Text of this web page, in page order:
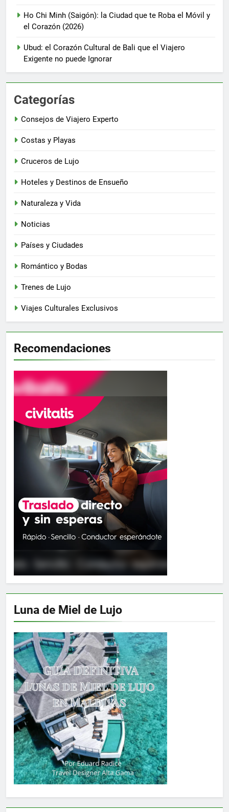
Ho Chi Minh (Saigón): la Ciudad que te Roba el Móvil y
el Corazón (2026)
Ubud: el Corazón Cultural de Bali que el Viajero
Exigente no puede Ignorar
Categorías
Consejos de Viajero Experto
Costas y Playas
Cruceros de Lujo
Hoteles y Destinos de Ensueño
Naturaleza y Vida
Noticias
Países y Ciudades
Romántico y Bodas
Trenes de Lujo
Viajes Culturales Exclusivos
Recomendaciones
Luna de Miel de Lujo